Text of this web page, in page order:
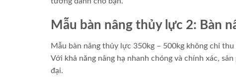
Mẫu bàn nâng thủy lực 2: Bàn
Mẫu bàn nâng thủy lực 350kg – 500kg không chỉ
Với khả năng nâng hạ nhanh chóng và chính xác,
đại.